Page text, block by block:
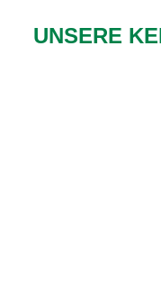
UNSERE